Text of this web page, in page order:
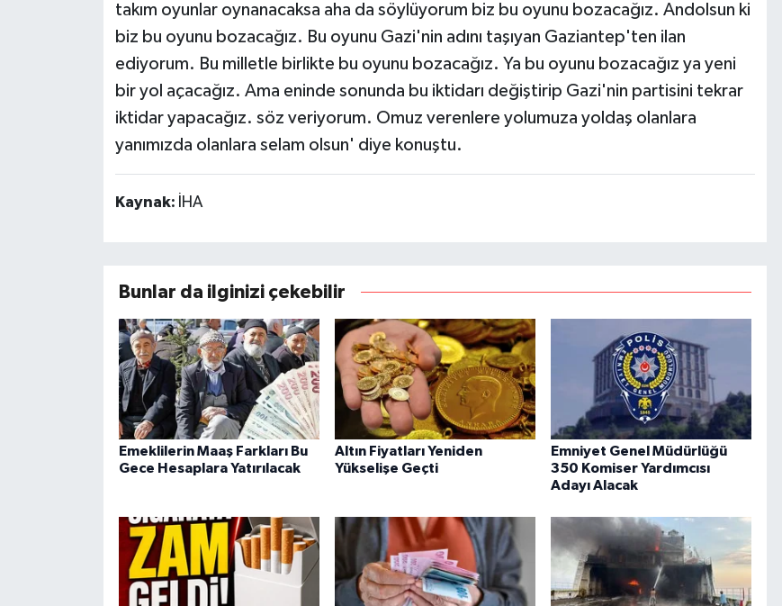
takım oyunlar oynanacaksa aha da söylüyorum biz bu oyunu bozacağız. Andolsun ki
biz bu oyunu bozacağız. Bu oyunu Gazi'nin adını taşıyan Gaziantep'ten ilan
ediyorum. Bu milletle birlikte bu oyunu bozacağız. Ya bu oyunu bozacağız ya yeni
bir yol açacağız. Ama eninde sonunda bu iktidarı değiştirip Gazi'nin partisini tekrar
iktidar yapacağız. söz veriyorum. Omuz verenlere yolumuza yoldaş olanlara
yanımızda olanlara selam olsun' diye konuştu.
Kaynak: İHA
Bunlar da ilginizi çekebilir
Emeklilerin Maaş Farkları Bu
Gece Hesaplara Yatırılacak
Altın Fiyatları Yeniden
Yükselişe Geçti
Emniyet Genel Müdürlüğü
350 Komiser Yardımcısı
Adayı Alacak